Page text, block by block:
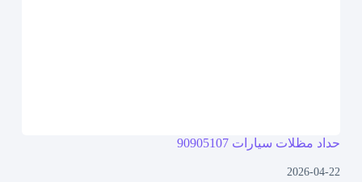
حداد مظلات سيارات 90905107
2026-04-22